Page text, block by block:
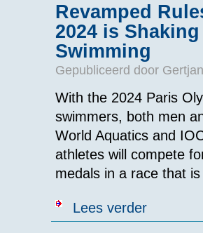
Revamped
2024 is
Swimming
Gepubliceerd door
With the 2024 Paris
swimmers, both men
World Aquatics and
athletes will compete
medals in a race that
Lees verderover